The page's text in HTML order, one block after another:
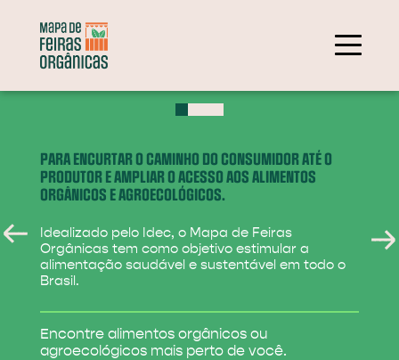
PARA ENCURTAR O CAMINHO DO CONSUMIDOR ATÉ O
PRODUTOR E AMPLIAR O ACESSO AOS ALIMENTOS
ORGÂNICOS E AGROECOLÓGICOS.
Idealizado pelo Idec, o Mapa de Feiras
Orgânicas tem como objetivo estimular a
alimentação saudável e sustentável em todo o
Brasil.
Encontre alimentos orgânicos ou
agroecológicos mais perto de você.
284
31